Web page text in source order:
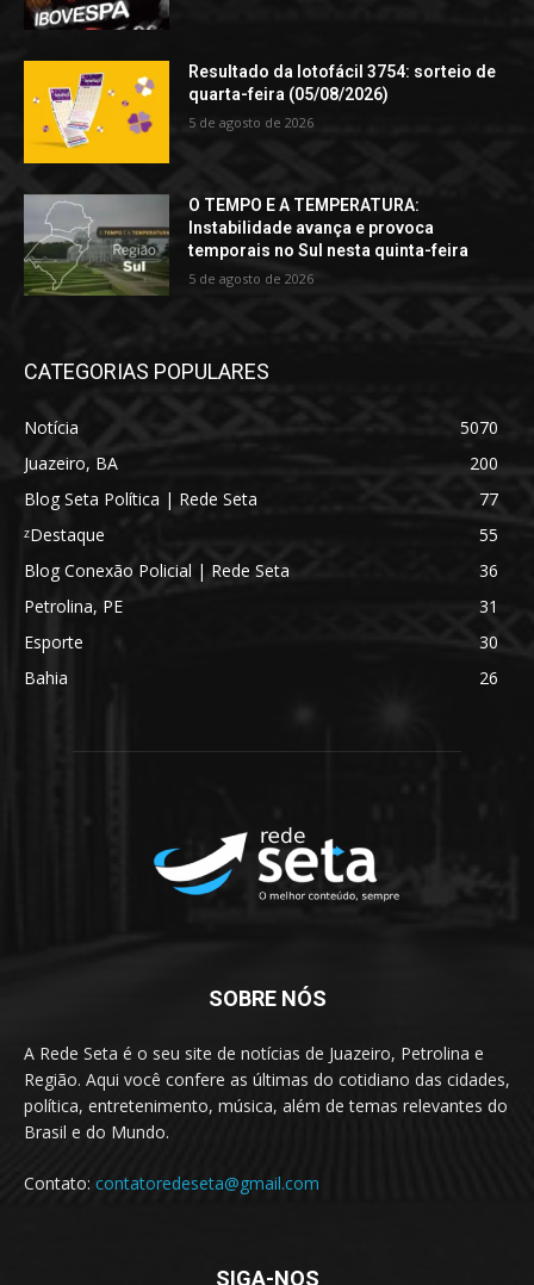
Resultado da lotofácil 3754: sorteio de
quarta-feira (05/08/2026)
5 de agosto de 2026
O TEMPO E A TEMPERATURA:
Instabilidade avança e provoca
temporais no Sul nesta quinta-feira
5 de agosto de 2026
CATEGORIAS POPULARES
Notícia
5070
Juazeiro, BA
200
Blog Seta Política | Rede Seta
77
ᶻDestaque
55
Blog Conexão Policial | Rede Seta
36
Petrolina, PE
31
Esporte
30
Bahia
26
SOBRE NÓS
A Rede Seta é o seu site de notícias de Juazeiro, Petrolina e
Região. Aqui você confere as últimas do cotidiano das cidades,
política, entretenimento, música, além de temas relevantes do
Brasil e do Mundo.
Contato: contatoredeseta@gmail.com
SIGA-NOS